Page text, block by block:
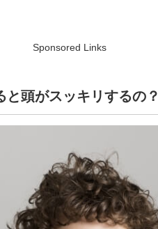
Sponsored Links
頭がスッキリするの？